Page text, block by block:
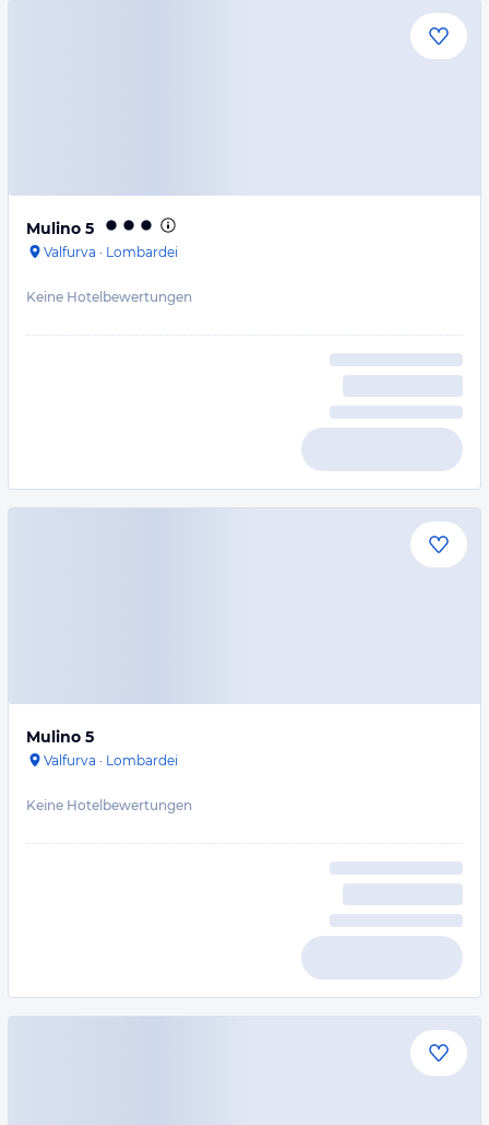
Mulino 5
Valfurva · Lombardei
Keine Hotelbewertungen
Mulino 5
Valfurva · Lombardei
Keine Hotelbewertungen